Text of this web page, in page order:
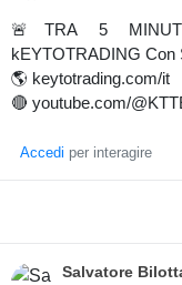
🚨TRA 5
kEYTOTRADING Con
🌎 keytotrading.com/it
🔴 youtube.com/
Accedi per interagire
Salvatore